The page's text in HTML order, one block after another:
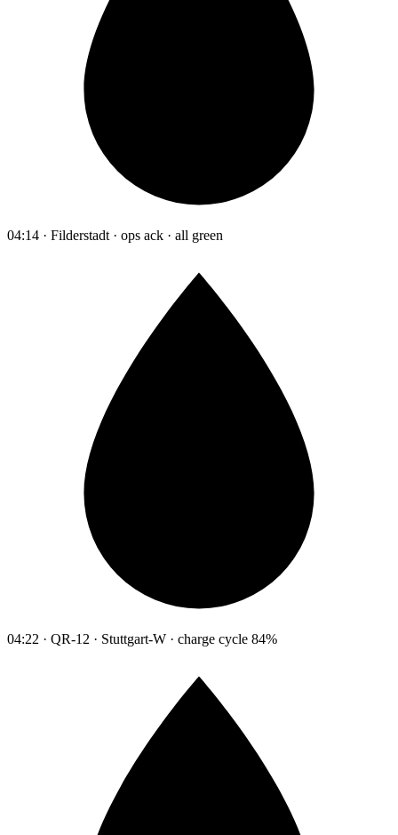
04:14 · Filderstadt · ops ack · all green
04:22 · QR-12 · Stuttgart-W · charge cycle 84%